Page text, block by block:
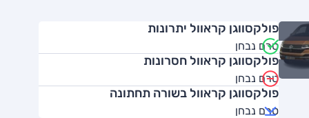
פולקסווגן קראוול יתרונות
טרם נבחן
פולקסווגן קראוול חסרונות
טרם נבחן
פולקסווגן קראוול בשורה תחתונה
טרם נבחן